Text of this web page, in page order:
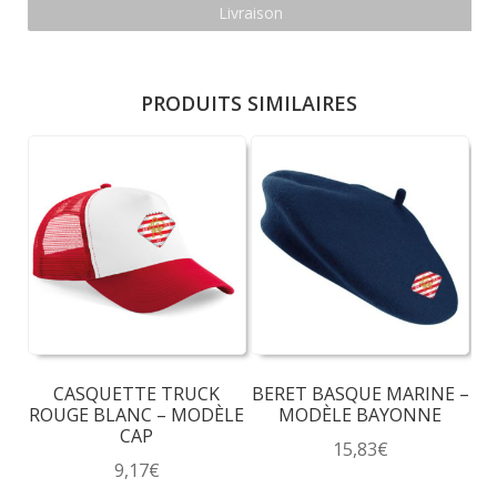
Livraison
PRODUITS SIMILAIRES
CASQUETTE TRUCK
ROUGE BLANC – MODÈLE
CAP
9,17€
BERET BASQUE MARINE –
MODÈLE BAYONNE
15,83€